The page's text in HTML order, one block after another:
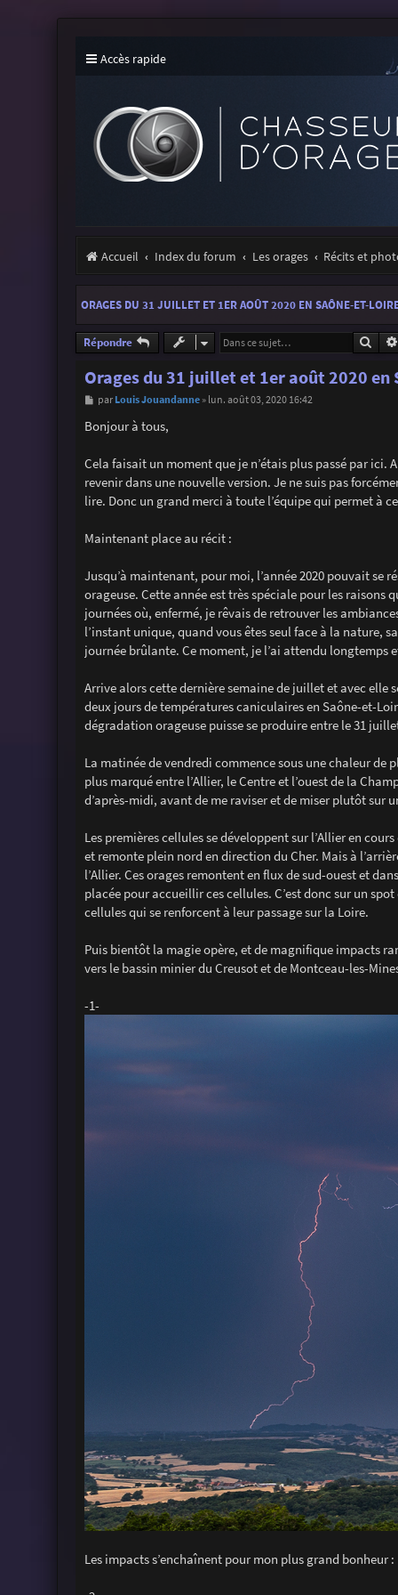
Accès rapide
Accueil Index du forum Les orages Récits et
ORAGES DU 31 JUILLET ET 1ER AOÛT 2020 EN SAÔNE-ET-
Répondre
Orages du 31 juillet et 1er août 2020 en
M
s
s
g
e
par Louis Jouandanne» lun. août 03, 2020 16:42
Bonjour à tous,
Cela faisait un moment que je n’étais plus passé par
revenir dans une nouvelle version. Je ne suis pas
lire. Donc un grand merci à toute l’équipe qui permet à
Maintenant place au récit :
Jusqu’à maintenant, pour moi, l’année 2020 pouvait se
orageuse. Cette année est très spéciale pour les raisons
journées où, enfermé, je rêvais de retrouver les
l’instant unique, quand vous êtes seul face à la nature,
journée brûlante. Ce moment, je l’ai attendu longtemps
Arrive alors cette dernière semaine de juillet et avec elle
deux jours de températures caniculaires en Saône-et-
dégradation orageuse puisse se produire entre le 31
La matinée de vendredi commence sous une chaleur
plus marqué entre l’Allier, le Centre et l’ouest de la
d’après-midi, avant de me raviser et de miser plutôt sur
Les premières cellules se développent sur l’Allier en
et remonte plein nord en direction du Cher. Mais à
l’Allier. Ces orages remontent en flux de sud-ouest et
placée pour accueillir ces cellules. C’est donc sur un
cellules qui se renforcent à leur passage sur la Loire.
Puis bientôt la magie opère, et de magnifique impacts
vers le bassin minier du Creusot et de Montceau-les-
-1-
Les impacts s’enchaînent pour mon plus grand bonheur :